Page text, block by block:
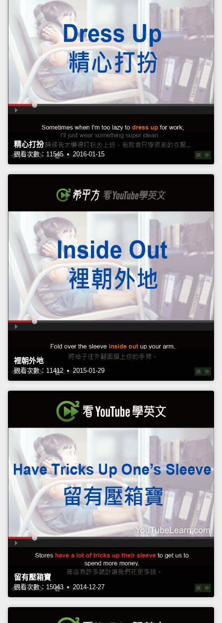
精心打扮
觀看次數：11545 • 2016-01-15
裡朝外地
觀看次數：11412 • 2015-01-29
留有壓箱寶
觀看次數：15043 • 2014-12-27